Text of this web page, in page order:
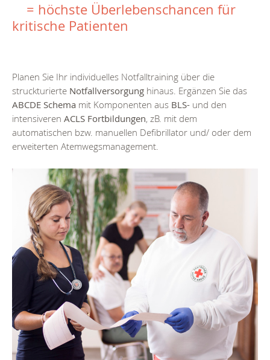
= höchste Überlebenschancen für
kritische Patienten
Planen Sie Ihr individuelles Notfalltraining über die
struckturierte Notfallversorgung hinaus. Ergänzen Sie das
ABCDE Schema mit Komponenten aus BLS- und den
intensiveren ACLS Fortbildungen, zB. mit dem
automatischen bzw. manuellen Defibrillator und/ oder dem
erweiterten Atemwegsmanagement.